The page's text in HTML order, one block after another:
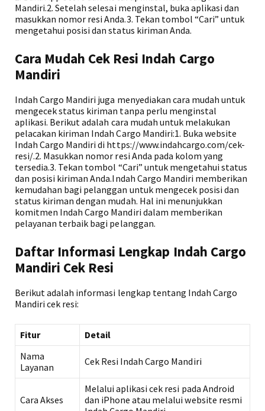
Mandiri.2. Setelah selesai menginstal, buka aplikasi dan
masukkan nomor resi Anda.3. Tekan tombol “Cari” untuk
mengetahui posisi dan status kiriman Anda.
Cara Mudah Cek Resi Indah Cargo
Mandiri
Indah Cargo Mandiri juga menyediakan cara mudah untuk
mengecek status kiriman tanpa perlu menginstal
aplikasi. Berikut adalah cara mudah untuk melakukan
pelacakan kiriman Indah Cargo Mandiri:1. Buka website
Indah Cargo Mandiri di https://www.indahcargo.com/cek-
resi/.2. Masukkan nomor resi Anda pada kolom yang
tersedia.3. Tekan tombol “Cari” untuk mengetahui status
dan posisi kiriman Anda.Indah Cargo Mandiri memberikan
kemudahan bagi pelanggan untuk mengecek posisi dan
status kiriman dengan mudah. Hal ini menunjukkan
komitmen Indah Cargo Mandiri dalam memberikan
pelayanan terbaik bagi pelanggan.
Daftar Informasi Lengkap Indah Cargo
Mandiri Cek Resi
Berikut adalah informasi lengkap tentang Indah Cargo
Mandiri cek resi:
Fitur
Detail
Nama
Layanan
Cek Resi Indah Cargo Mandiri
Cara Akses
Melalui aplikasi cek resi pada Android
dan iPhone atau melalui website resmi